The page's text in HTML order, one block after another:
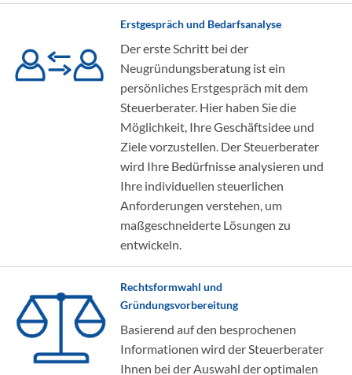
Erstgespräch und Bedarfsanalyse
Der erste Schritt bei der
Neugründungsberatung ist ein
persönliches Erstgespräch mit dem
Steuerberater. Hier haben Sie die
Möglichkeit, Ihre Geschäftsidee und
Ziele vorzustellen. Der Steuerberater
wird Ihre Bedürfnisse analysieren und
Ihre individuellen steuerlichen
Anforderungen verstehen, um
maßgeschneiderte Lösungen zu
entwickeln.
Rechtsformwahl und
Gründungsvorbereitung
Basierend auf den besprochenen
Informationen wird der Steuerberater
Ihnen bei der Auswahl der optimalen